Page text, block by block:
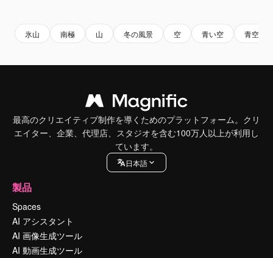
氷山 南極 山 冬の風景 空 青い空 青空
最高のクリエイティブ制作を導くためのプラットフォーム。クリ
エイター、企業、代理店、スタジオを含む100万人以上が利用し
ています。
日本語
製品
Spaces
AI アシスタント
AI 画像生成ツール
AI 動画生成ツール